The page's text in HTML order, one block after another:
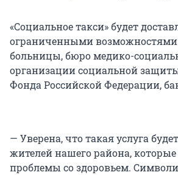
«Социальное такси» будет
ограниченными возможностями
больницы, бюро медико-
организации социальной
Фонда Российской Федерации,
— Уверена, что такая услуга
жителей нашего района,
проблемы со здоровьем.